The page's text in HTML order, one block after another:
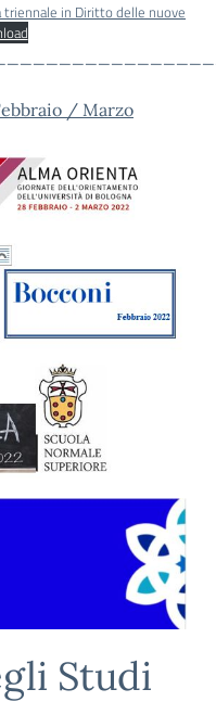
triennale in Diritto delle nuove
/ Marzo
Studi